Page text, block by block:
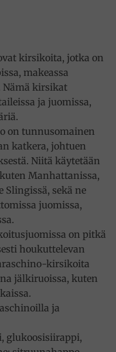
kirsikoita, jotka on
makeassa
Nämä kirsikat
ja juomissa,
on tunnusomainen
katkera, johtuen
Niitä käytetään
Manhattanissa,
sekä ne
juomissa,
on pitkä
houkuttelevan
kirsikoita
jälkiruoissa, kuten
ja
glukoosisiirappi,